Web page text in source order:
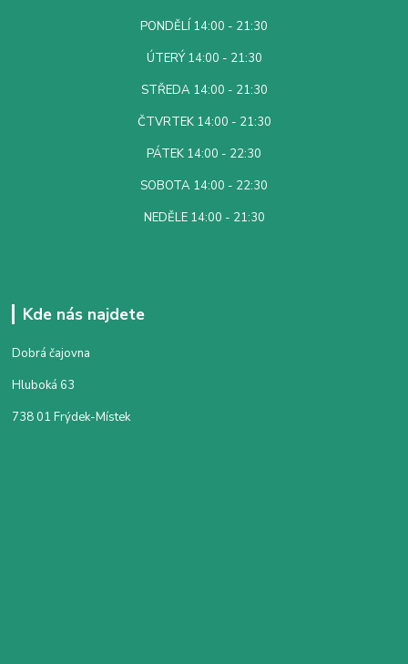
PONDĚLÍ 14:00 - 21:30
ÚTERÝ 14:00 - 21:30
STŘEDA 14:00 - 21:30
ČTVRTEK 14:00 - 21:30
PÁTEK 14:00 - 22:30
SOBOTA 14:00 - 22:30
NEDĚLE 14:00 - 21:30
Kde nás najdete
Dobrá čajovna
Hluboká 63
738 01 Frýdek-Místek